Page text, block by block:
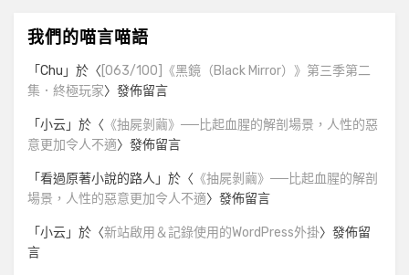
我們的喵言喵語
「Chu 」於〈 [063/100]《黑鏡（Black Mirror）》第三季第二
集．終極玩家〉發佈留言
「小云」於〈 《抽屍剝繭》──比起血腥的解剖場景，人性的惡
意更加令人不適〉發佈留言
「看過原著小說的路人 」於〈 《抽屍剝繭》──比起血腥的解剖
場景，人性的惡意更加令人不適〉發佈留言
「小云」於〈新站啟用＆記錄使用的WordPress外掛〉發佈留
言